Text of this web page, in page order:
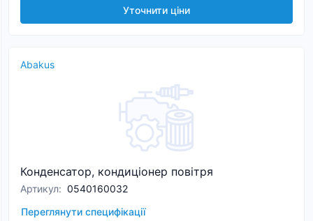
Уточнити ціни
Abakus
Конденсатор, кондиціонер повітря
Артикул: 0540160032
Переглянути специфікації